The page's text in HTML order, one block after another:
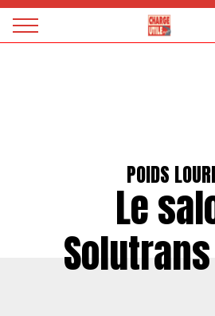
Magazine
POIDS
Le
Panneau de gestion des cookies